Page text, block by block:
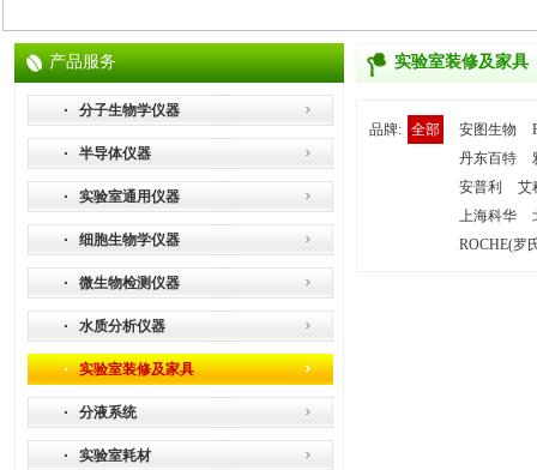
产品服务
分子生物学仪器
半导体仪器
实验室通用仪器
细胞生物学仪器
微生物检测仪器
水质分析仪器
实验室装修及家具
分液系统
实验室耗材
实验室装修及家具
品牌: 全部 安图生物
丹东百特
安普利
艾
上海科华
ROCHE(罗